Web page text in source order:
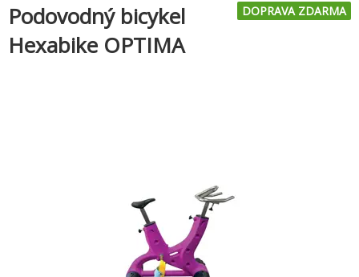
DOPRAVA ZDARMA
Podovodný bicykel
Hexabike OPTIMA